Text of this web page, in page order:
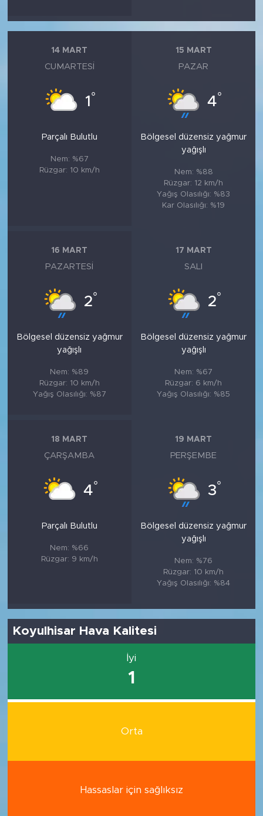
14 MART
CUMARTESI
1 °
Parçalı Bulutlu
Nem: %67
Rüzgar: 10 km/h
15 MART
PAZAR
4°
Bölgesel düzensiz yağmur
yağışlı
Nem: %88
Rüzgar: 12 km/h
Yağış Olasılığı: %83
Kar Olasılığı: %19
16 MART
PAZARTESI
2°
Bölgesel düzensiz yağmur
yağışlı
Nem: %89
Rüzgar: 10 km/h
Yağış Olasılığı: %87
17 MART
SALI
2°
Bölgesel düzensiz yağmur
yağışlı
Nem: %67
Rüzgar: 6 km/h
Yağış Olasılığı: %85
18 MART
ÇARŞAMBA
4°
Parçalı Bulutlu
Nem: %66
Rüzgar: 9 km/h
19 MART
PERŞEMBE
3°
Bölgesel düzensiz yağmur
yağışlı
Nem: %76
Rüzgar: 10 km/h
Yağış Olasılığı: %84
Koyulhisar Hava Kalitesi
İyi
1
Orta
Hassaslar için sağlıksız